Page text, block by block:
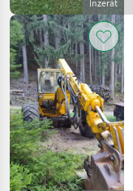
Inzerát